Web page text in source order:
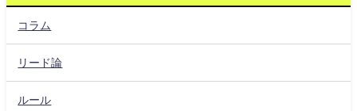
コラム
リード論
ルール